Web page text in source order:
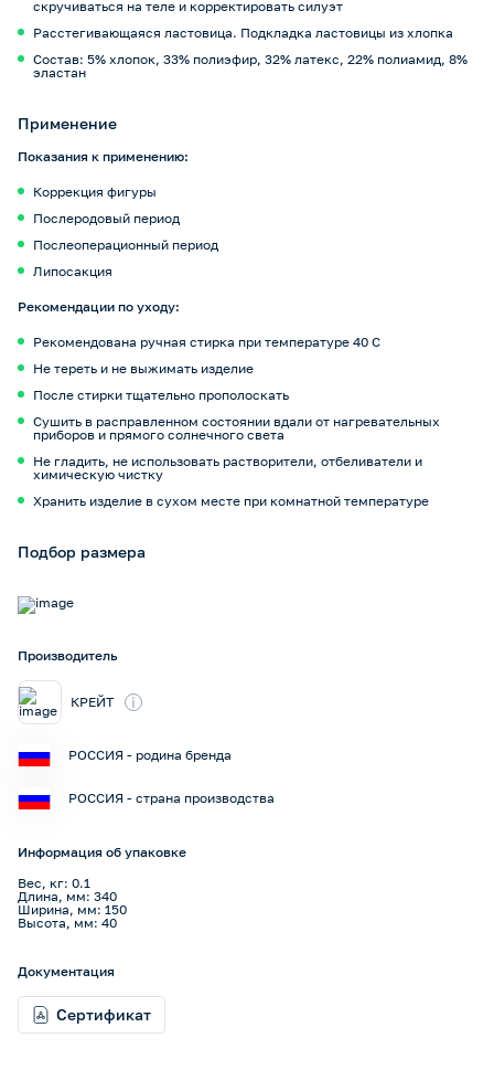
скручиваться на теле и корректировать силуэт
Расстегивающаяся ластовица. Подкладка ластовицы из хлопка
Состав: 5% хлопок, 33% полиэфир, 32% латекс, 22% полиамид, 8%
эластан
Применение
Показания к применению:
Коррекция фигуры
Послеродовый период
Послеоперационный период
Липосакция
Рекомендации по уходу:
Рекомендована ручная стирка при температуре 40 С
Не тереть и не выжимать изделие
После стирки тщательно прополоскать
Сушить в расправленном состоянии вдали от нагревательных
приборов и прямого солнечного света
Не гладить, не использовать растворители, отбеливатели и
химическую чистку
Хранить изделие в сухом месте при комнатной температуре
Подбор размера
Производитель
КРЕЙТ i
РОССИЯ - родина бренда
РОССИЯ - страна производства
Информация об упаковке
Вес, кг: 0.1
Длина, мм: 340
Ширина, мм: 150
Высота, мм: 40
Документация
Сертификат